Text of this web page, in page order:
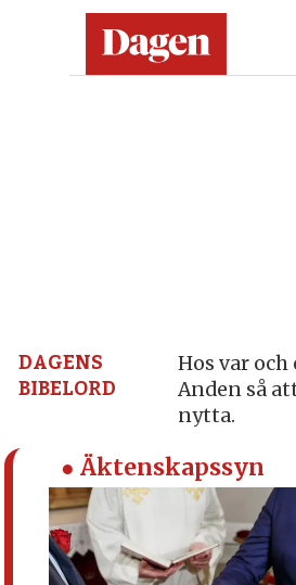
grund
–
nyheter,
debatt,
kultur
DAGENS
BIBELORD
Hos var
Anden så
nytta.
● Äktenskapssyn